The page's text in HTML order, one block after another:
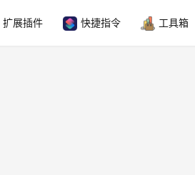
扩展插件 快捷指令 工具箱